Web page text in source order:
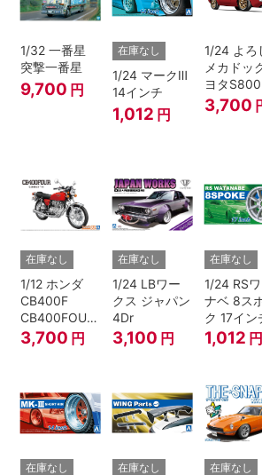
1/32 一番星
突撃一番星
9,700 円
在庫なし
1/24 マークⅢ
14インチ
1,012 円
1/24 よろ
メカドッ
ヨタS800
暴小町仕
40周年記
3,700
在庫なし
1/12 ホンダ
CB400F
CB400FOUR
'74
3,700 円
在庫なし
1/24 LBワー
クス ジャパン
4Dr
3,100 円
在庫なし
1/24 RS
ナベ 8ス
ク 17イン
1,012 円
在庫なし 在庫なし 在庫なし